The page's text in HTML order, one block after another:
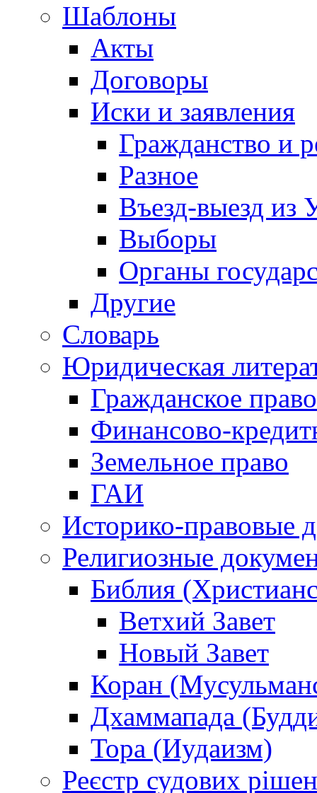
Шаблоны
Акты
Договоры
Иски и заявления
Гражданство и
Разное
Въезд-выезд из
Выборы
Органы
Другие
Словарь
Юридическая
Гражданское право
Финансово-
Земельное право
ГАИ
Историко-правовые
Религиозные
Библия
Ветхий Завет
Новый Завет
Коран
Дхаммапада
Тора (Иудаизм)
Реєстр судових